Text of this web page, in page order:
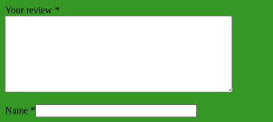
Your review *
Name *